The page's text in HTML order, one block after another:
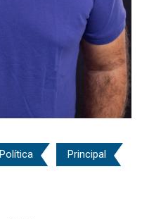
Política Principal